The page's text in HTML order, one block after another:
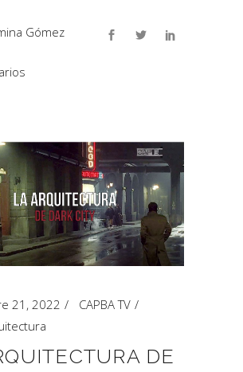
Gómez
21, 2022
CAPBA TV
DE